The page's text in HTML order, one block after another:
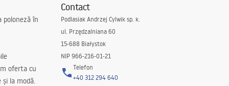
poloneză în
oferta cu
la modă.
Contact
Podlasiak Andrzej Cylwik sp. k.
ul. Przędzalniana 60
15-688 Białystok
NIP 966-216-01-21
Telefon
+40 312 294 640